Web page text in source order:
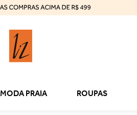
MODA PRAIA ROUPAS